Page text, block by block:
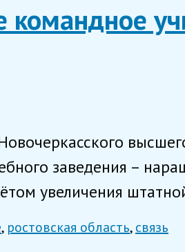
командное
заведения –
увеличения
ростовская область связь